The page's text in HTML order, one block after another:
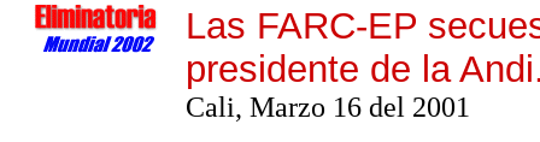
Las FARC-EP
presidente de la
Cali, Marzo 16 del 2001